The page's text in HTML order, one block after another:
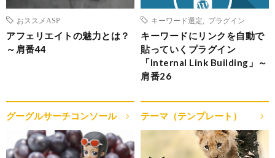
おススメASP
アフェリエイトの魅力とは？
～肩番44
キーワード選定 プラグイン
キーワードにリンクを自動で
貼っていくプラグイン
「Internal Link Building」～
肩番26
グーグルサーチコンソール テーマ（テンプレート）